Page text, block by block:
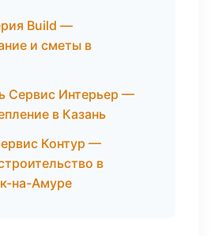
Build —
и сметы в
Сервис Интерьер —
в Казань
Контур —
в
на-Амуре